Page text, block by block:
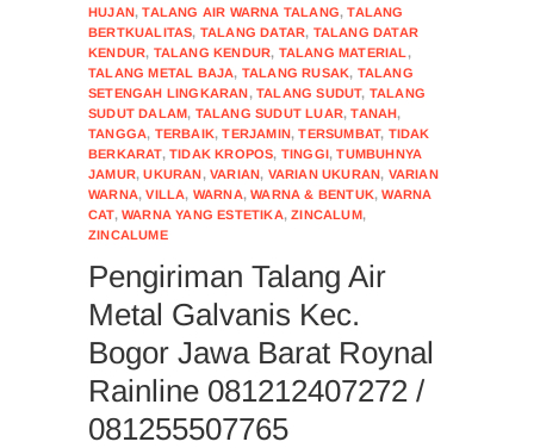
HUJAN,TALANG AIR WARNA TALANG,TALANG
BERTKUALITAS, TALANG DATAR, TALANG DATAR
KENDUR, TALANG KENDUR, TALANG MATERIAL ,
TALANG METAL BAJA, TALANG RUSAK, TALANG
SETENGAH LINGKARAN,TALANG SUDUT, TALANG
SUDUT DALAM, TALANG SUDUT LUAR,TANAH,
TANGGA, TERBAIK,TERJAMIN,TERSUMBAT, TIDAK
BERKARAT,TIDAK KROPOS, TINGGI,TUMBUHNYA
JAMUR,UKURAN,VARIAN, VARIAN UKURAN, VARIAN
WARNA,VILLA, WARNA,WARNA & BENTUK,WARNA
CAT,WARNA YANG ESTETIKA,ZINCALUM,
ZINCALUME
Pengiriman Talang Air
Metal Galvanis Kec.
Bogor Jawa Barat Roynal
Rainline 081212407272 /
081255507765